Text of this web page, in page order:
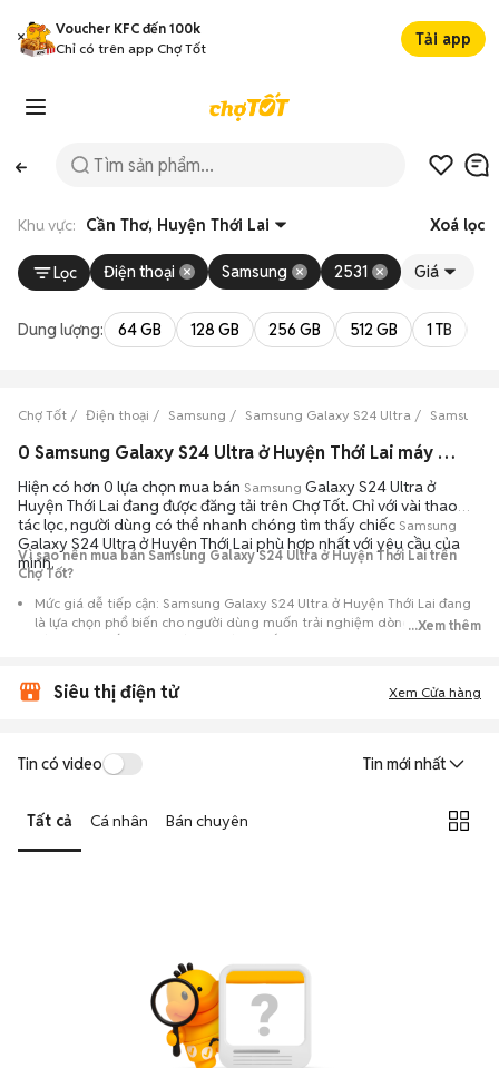
Voucher KFC đến 100k
Chỉ có trên app Chợ Tốt
Tải app
Khu vực: Cần Thơ, Huyện Thới Lai Xoá lọc
Lọc Điện thoại Samsung 2531 Giá
Dung lượng: 64 GB 128 GB 256 GB 512 GB 1 TB
Chợ Tốt Điện thoại Samsung Samsung Galaxy S24 Ultra Samsung
0 Samsung Galaxy S24 Ultra ở Huyện Thới Lai máy bền đẹp đang bán 08/2026
Hiện có hơn 0 lựa chọn mua bán Samsung Galaxy S24 Ultra ở
Huyện Thới Lai đang được đăng tải trên Chợ Tốt. Chỉ với vài thao
tác lọc, người dùng có thể nhanh chóng tìm thấy chiếc Samsung
Galaxy S24 Ultra ở Huyện Thới Lai phù hợp nhất với yêu cầu của
mình.
Vì sao nên mua bán Samsung Galaxy S24 Ultra ở Huyện Thới Lai trên
Chợ Tốt?
Mức giá dễ tiếp cận: Samsung Galaxy S24 Ultra ở Huyện Thới Lai đang
là lựa chọn phổ biến cho người dùng muốn trải nghiệm dòng máy này
với chi phí thấp hơn so với khi mới ra mắt.
Huyện Thới Lai từ nhiều cá nhân muốn lên đời máy, mang đến đa dạng
sự lựa chọn về tình trạng bảo hành, hình thức máy và màu sắc.
đánh giá chính xác hiệu năng thực tế của máy so với mô tả trên
Mua bán linh hoạt: Hai bên có thể chủ động thỏa thuận giá cả và
địa điểm giao nhận, chốt giao dịch nhanh chóng khi đạt được
...Xem thêm
Siêu thị điện tử Xem Cửa hàng
Tin có video Tin mới nhất
Tất cả Cá nhân Bán chuyên